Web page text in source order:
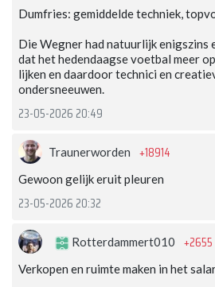
Dumfries: gemiddelde techniek,
Die Wegner had natuurlijk enigszins
dat het hedendaagse voetbal meer
lijken en daardoor technici en
ondersneeuwen.
23-05-2026 20:49
Traunerworden +18914
Gewoon gelijk eruit pleuren
23-05-2026 20:32
Rotterdammert010 +2655
Verkopen en ruimte maken in het